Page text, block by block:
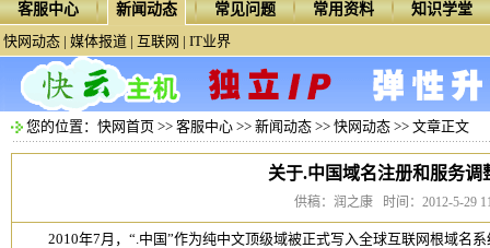
客服中心 新闻动态 常见问题 常用资料
知识学堂
快网动态 | 媒体报道 | 互联网 | IT业界
您的位置： 快网首页 >> 客服中心 >> 新闻动态 >> 快网动态 >> 文章正文
关于.中国域名注册和服务调
供稿：润之康 时间：2012-5-29
2010年7月，“.中国”作为纯中文顶级域被正式写入全球互联网根域名